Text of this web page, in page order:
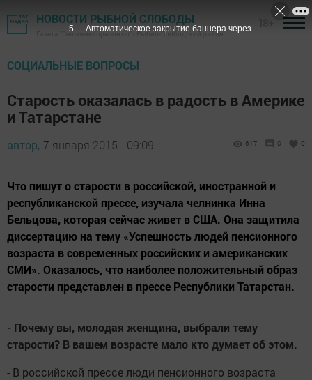
НОВОСТИ РЫБНОЙ СЛОБОДЫ
Газета "Сельские горизонты" - Рыбно-Слободский район
СОЦИАЛЬНЫЕ ВОПРОСЫ
Старость оказалась в радость в Америке
и Татарстане
автор, 7 января 2015 - 09:09 617 0 0
Что пишут о старости в российской, иностранной и
республиканской прессе, изучала челнинка Инна
Бельцова, которая сейчас живет в США. Она защитила
диссертацию на тему «Успешность людей пенсионного
возраста в современных российских и американских
СМИ». Оказалось, что наиболее положительный образ
старости представлен в прессе Республики Татарстан.
- Почему вы, молодая женщина, выбрали тему
старости? В вашем возрасте мало кто думает об этом.
- В российской прессе люди пенсионного возраста
4 Автоматическое закрытие баннера через